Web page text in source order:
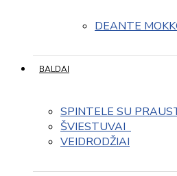
DEANTE
BALDAI
SPINTELE SU
ŠVIESTUVAI
VEIDRODŽIAI